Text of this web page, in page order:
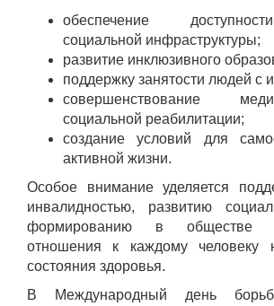
обеспечение
социальной инфраструктуры;
развитие инклюзивного
поддержку занятости людей с
совершенствование
социальной реабилитации;
создание условий для
активной жизни.
Особое внимание уделяется
инвалидностью, развитию
формированию в обществе
отношения к каждому человеку
состояния здоровья.
В Международный день